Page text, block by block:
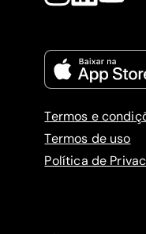
Termos e
Termos de uso
Política de